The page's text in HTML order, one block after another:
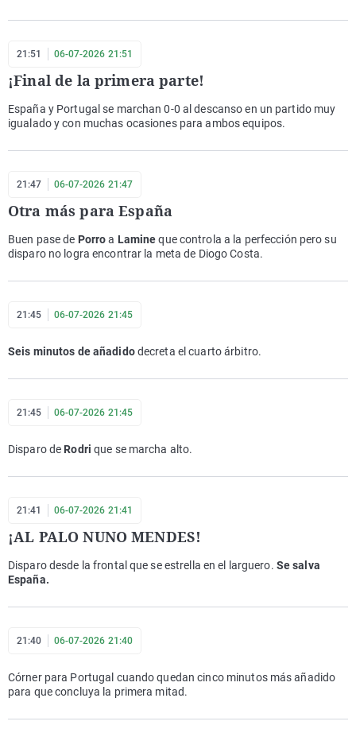
21:51 06-07-2026 21:51
¡Final de la primera parte!
España y Portugal se marchan 0-0 al descanso en un partido muy
igualado y con muchas ocasiones para ambos equipos.
21:47 06-07-2026 21:47
Otra más para España
Buen pase de Porroa Lamineque controla a la perfección pero su
disparo no logra encontrar la meta de Diogo Costa.
21:45 06-07-2026 21:45
Seis minutos de añadidodecreta el cuarto árbitro.
21:45 06-07-2026 21:45
Disparo de Rodri que se marcha alto.
21:41 06-07-2026 21:41
¡AL PALO NUNO MENDES!
Disparo desde la frontal que se estrella en el larguero. Se salva
España.
21:40 06-07-2026 21:40
Córner para Portugal cuando quedan cinco minutos más añadido
para que concluya la primera mitad.